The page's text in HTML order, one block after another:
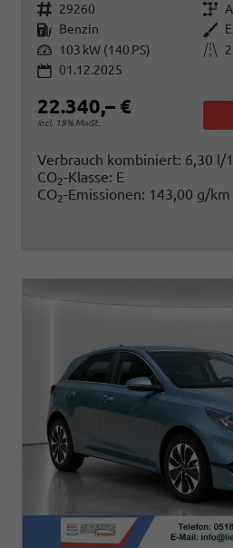
Fahrzeugnr. 29260 Getriebe
Kraftstoff Benzin Außenfarbe
Leistung 103 kW (140 PS) Kilometerstand
01.12.2025
22.340,– €
incl. 19% MwSt.
Verbrauch kombiniert: 6,30 l/
CO2-Klasse: E
CO2-Emissionen: 143,00 g/km